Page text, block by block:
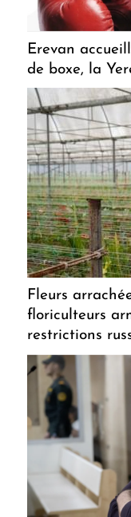
Erevan
de boxe, la
Fleurs
floriculteurs
restrictions